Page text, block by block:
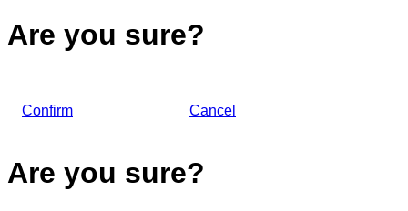
Are you sure?
Confirm Cancel
Are you sure?